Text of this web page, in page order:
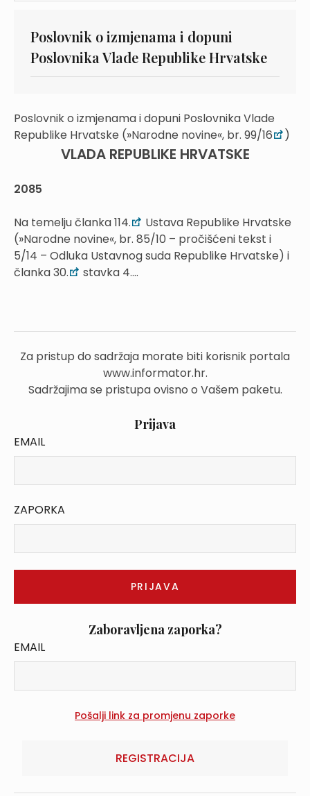
Poslovnik o izmjenama i dopuni
Poslovnika Vlade Republike Hrvatske
Poslovnik o izmjenama i dopuni Poslovnika Vlade
Republike Hrvatske (»Narodne novine«, br. 99/16
)
VLADA REPUBLIKE HRVATSKE
2085
Na temelju članka 114.
Ustava Republike Hrvatske
(»Narodne novine«, br. 85/10 – pročišćeni tekst i
5/14 – Odluka Ustavnog suda Republike Hrvatske) i
članka 30.
stavka 4....
Za pristup do sadržaja morate biti korisnik portala
www.informator.hr.
Sadržajima se pristupa ovisno o Vašem paketu.
Prijava
EMAIL
ZAPORKA
Zaboravljena zaporka?
EMAIL
REGISTRACIJA